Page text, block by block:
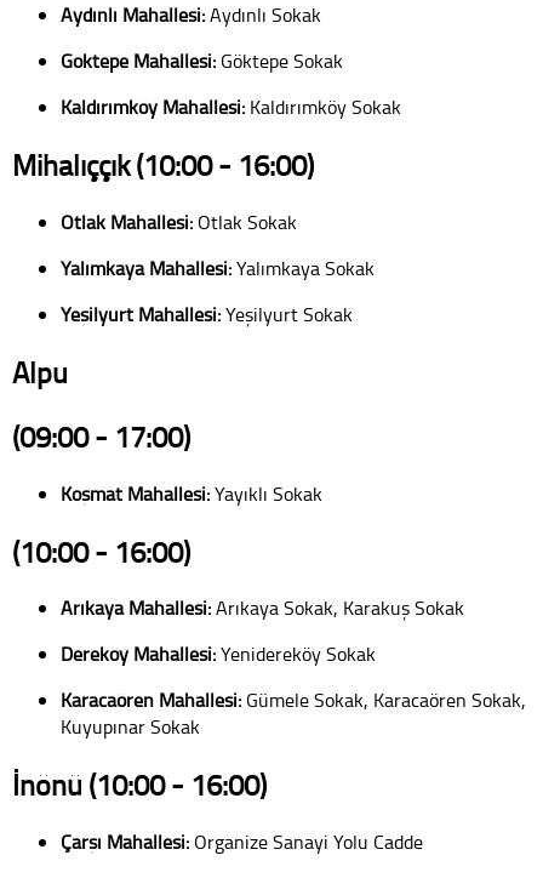
Aydınlı Mahallesi:Aydınlı Sokak
Göktepe Mahallesi: Göktepe Sokak
Kaldırımköy Mahallesi: Kaldırımköy Sokak
Mihalıççık (10:00 - 16:00)
Otlak Mahallesi: Otlak Sokak
Yalımkaya Mahallesi:Yalımkaya Sokak
Yeşilyurt Mahallesi:Yeşilyurt Sokak
Alpu
(09:00 - 17:00)
Koşmat Mahallesi:Yayıklı Sokak
(10:00 - 16:00)
Arıkaya Mahallesi:Arıkaya Sokak, Karakuş Sokak
Dereköy Mahallesi:Yenidereköy Sokak
Karacaören Mahallesi: Gümele Sokak, Karacaören Sokak,
Kuyupınar Sokak
İnönü (10:00 - 16:00)
Çarşı Mahallesi: Organize Sanayi Yolu Cadde